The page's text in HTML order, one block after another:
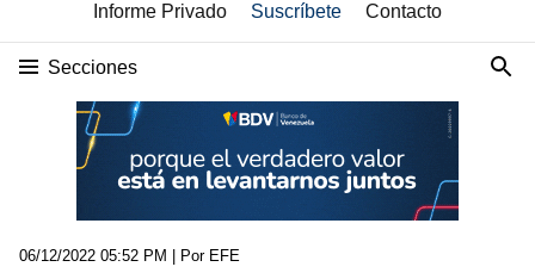
Informe Privado Suscríbete Contacto
Secciones
06/12/2022 05:52 PM | Por EFE